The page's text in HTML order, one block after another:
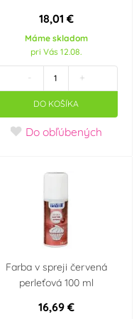
jogurt (7)
Bordó (4)
Fialová (21)
Krémová (mokka)
18,01 €
Máme skladom
pri Vás 12.08.
- +
DO KOŠÍKA
Do obľúbených
Farba v spreji červená
perleťová 100 ml
16,69 €